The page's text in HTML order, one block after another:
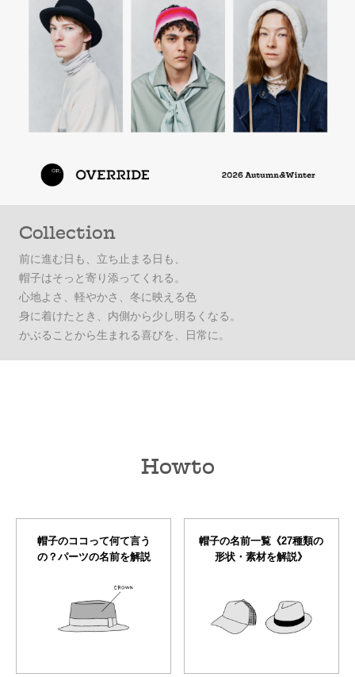
Collection
前に進む日も、立ち止まる日も、
帽子はそっと寄り添ってくれる。
心地よさ、軽やかさ、冬に映える色
身に着けたとき、内側から少し明るくなる。
かぶることから生まれる喜びを、日常に。
Howto
帽子のココって何て言う
の？パーツの名前を解説
帽子の名前一覧《27種類の
形状・素材を解説》